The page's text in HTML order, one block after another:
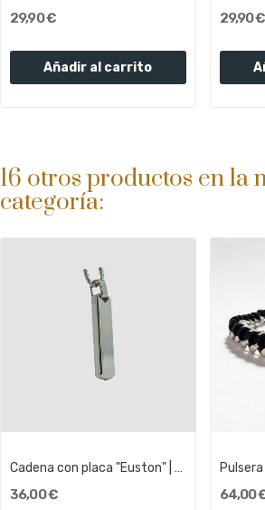
29,90 €
Añadir al carrito
29,90 €
16 otros productos en la
categoría:
Cadena con placa "Euston" | Olliver Abbott
36,00 € 64,00